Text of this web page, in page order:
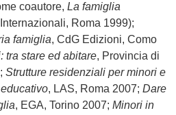
coautore,La famiglia
Roma 1999);
famiglia, CdG Edizioni, Como
tra stare ed abitare, Provincia di
Strutture residenziali per minori e
, LAS, Roma 2007;Dare
, EGA, Torino 2007;Minori in